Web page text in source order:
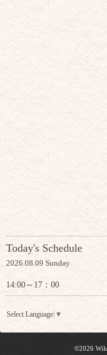
Today's Schedule
2026.08.09 Sunday
14:00～17：00
Select Language ▼
©2026